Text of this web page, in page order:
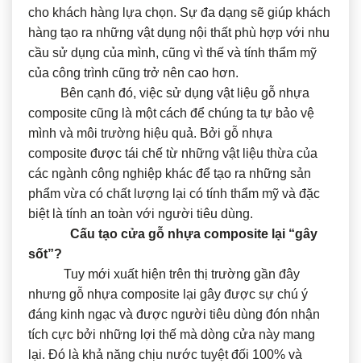
cho khách hàng lựa chọn. Sự đa dạng sẽ giúp khách
hàng tạo ra những vật dụng nội thất phù hợp với nhu
cầu sử dụng của mình, cũng vì thế và tính thẩm mỹ
của công trình cũng trở nên cao hơn.
Bên cạnh đó, việc sử dụng vật liệu gỗ nhựa
composite cũng là một cách để chúng ta tự bảo vệ
mình và môi trường hiệu quả. Bởi gỗ nhựa
composite được tái chế từ những vật liệu thừa của
các ngành công nghiệp khác để tạo ra những sản
phẩm vừa có chất lượng lại có tính thẩm mỹ và đặc
biệt là tính an toàn với người tiêu dùng.
Cấu tạo cửa gỗ nhựa composite lại “gây
sốt”?
Tuy mới xuất hiện trên thị trường gần đây
nhưng gỗ nhựa composite lại gây được sự chú ý
đáng kinh ngạc và được người tiêu dùng đón nhận
tích cực bởi những lợi thế mà dòng cửa này mang
lại. Đó là khả năng chịu nước tuyệt đối 100% và